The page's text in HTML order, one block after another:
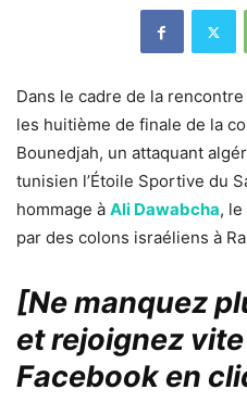
Dans le cadre de la
les huitième de finale de la
Bounedjah, un attaquant
tunisien l’Étoile Sportive du
hommage à Ali Dawabcha,
par des colons israéliens à
[Ne manquez
et rejoignez
Facebook en